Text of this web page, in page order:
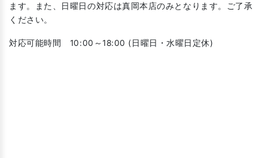
ます。また、日曜日の対応は真岡本店のみとなります。ご了承
ください。
対応可能時間 10:00～18:00 (日曜日・水曜日定休)